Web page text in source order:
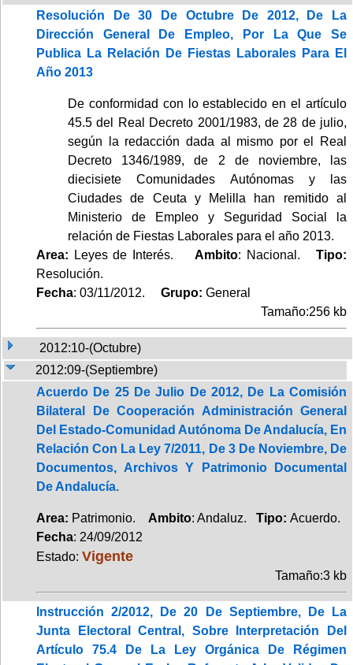
Resolución De 30 De Octubre De 2012, De La
Dirección General De Empleo, Por La Que Se
Publica La Relación De Fiestas Laborales Para El
Año 2013
De conformidad con lo establecido en el artículo
45.5 del Real Decreto 2001/1983, de 28 de julio,
según la redacción dada al mismo por el Real
Decreto 1346/1989, de 2 de noviembre, las
diecisiete Comunidades Autónomas y las
Ciudades de Ceuta y Melilla han remitido al
Ministerio de Empleo y Seguridad Social la
relación de Fiestas Laborales para el año 2013.
Area: Leyes de Interés.Ambito: Nacional.Tipo:
Resolución.
Fecha: 03/11/2012. Grupo: General
Tamaño:256 kb
2012:10-(Octubre)
2012:09-(Septiembre)
Acuerdo De 25 De Julio De 2012, De La Comisión
Bilateral De Cooperación Administración General
Del Estado-Comunidad Autónoma De Andalucía, En
Relación Con La Ley 7/2011, De 3 De Noviembre, De
Documentos, Archivos Y Patrimonio Documental
De Andalucía.
Area: Patrimonio. Ambito: Andaluz. Tipo: Acuerdo.
Fecha: 24/09/2012
Estado: Vigente
Tamaño:3 kb
Instrucción 2/2012, De 20 De Septiembre, De La
Junta Electoral Central, Sobre Interpretación Del
Artículo 75.4 De La Ley Orgánica De Régimen